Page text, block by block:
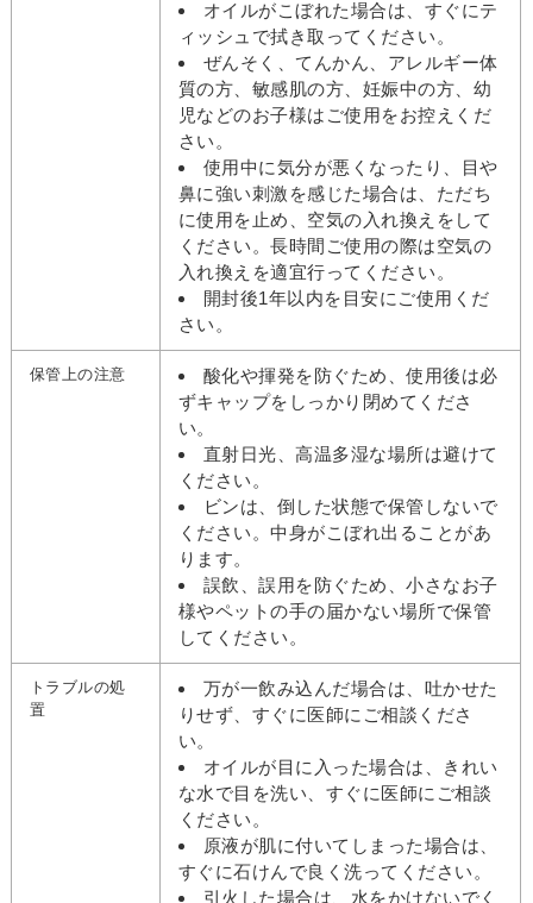
オイルがこぼれた場合は、すぐにテ
ィッシュで拭き取ってください。
ぜんそく、てんかん、アレルギー体
質の方、敏感肌の方、妊娠中の方、幼
児などのお子様はご使用をお控えくだ
さい。
使用中に気分が悪くなったり、目や
鼻に強い刺激を感じた場合は、ただち
に使用を止め、空気の入れ換えをして
ください。長時間ご使用の際は空気の
入れ換えを適宜行ってください。
開封後1年以内を目安にご使用くだ
さい。
保管上の注意
酸化や揮発を防ぐため、使用後は必
ずキャップをしっかり閉めてくださ
い。
直射日光、高温多湿な場所は避けて
ください。
ビンは、倒した状態で保管しないで
ください。中身がこぼれ出ることがあ
ります。
誤飲、誤用を防ぐため、小さなお子
様やペットの手の届かない場所で保管
してください。
トラブルの処
置
万が一飲み込んだ場合は、吐かせた
りせず、すぐに医師にご相談くださ
い。
オイルが目に入った場合は、きれい
な水で目を洗い、すぐに医師にご相談
ください。
原液が肌に付いてしまった場合は、
すぐに石けんで良く洗ってください。
引火した場合は、水をかけないでく